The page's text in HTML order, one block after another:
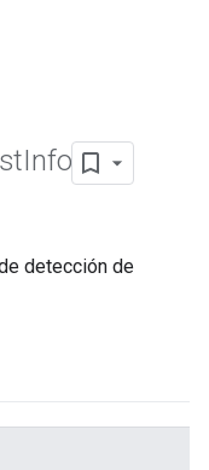
Info
detección de